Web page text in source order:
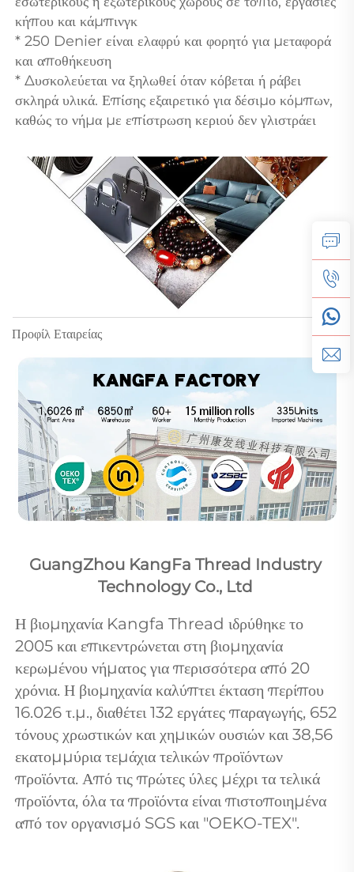
κήπου και κάμπινγκ
* 250 Denier είναι ελαφρύ και φορητό για μεταφορά
και αποθήκευση
* Δυσκολεύεται να ξηλωθεί όταν κόβεται ή ράβει
σκληρά υλικά. Επίσης εξαιρετικό για δέσιμο κόμπων,
καθώς το νήμα με επίστρωση κεριού δεν γλιστράει
Προφίλ Εταιρείας
GuangZhou KangFa Thread Industry
Technology Co., Ltd
Η βιομηχανία Kangfa Thread ιδρύθηκε το
2005 και επικεντρώνεται στη βιομηχανία
κερωμένου νήματος για περισσότερα από 20
χρόνια. Η βιομηχανία καλύπτει έκταση περίπου
16.026 τ.μ., διαθέτει 132 εργάτες παραγωγής, 652
τόνους χρωστικών και χημικών ουσιών και 38,56
εκατομμύρια τεμάχια τελικών προϊόντων
προϊόντα. Από τις πρώτες ύλες μέχρι τα τελικά
προϊόντα, όλα τα προϊόντα είναι πιστοποιημένα
από τον οργανισμό SGS και "OEKO-TEX".